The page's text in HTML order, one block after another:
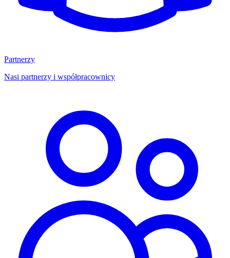
Partnerzy
Nasi partnerzy i współpracownicy